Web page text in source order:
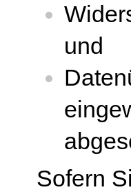
und
Sofern